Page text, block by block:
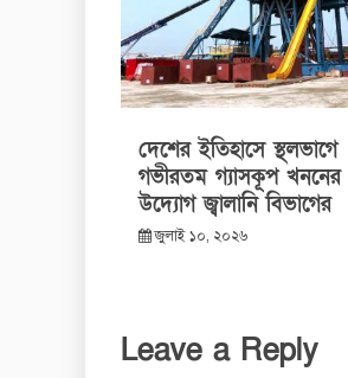
দেশের ইতিহাসে স্থলভাগে
গভীরতম গ্যাসকূপ খননের
উদ্যোগ জ্বালানি বিভাগের
জুলাই ১০, ২০২৬
Leave a Reply